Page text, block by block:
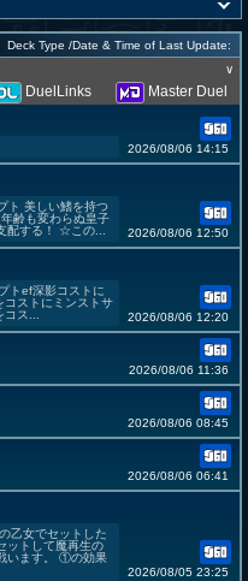
Deck Type /Date & Time of Last Update:
∨
DuelLinks
Master Duel
2026/08/06 14:15
ト 美しい鰭を持つ
齢も変わらぬ皇子
配する！ ☆この...
2026/08/06 12:50
トef深影コストに
ストにミンストサ
コス...
2026/08/06 12:20
2026/08/06 11:36
2026/08/06 08:45
2026/08/06 06:41
乙女でセットした
ットして魔再生の
います。 ①の効果
2026/08/05 23:25